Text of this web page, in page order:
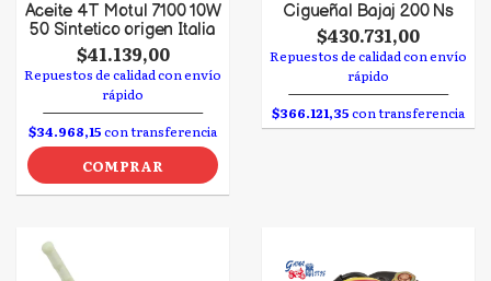
Aceite 4T Motul 7100 10W
50 Sintetico origen Italia
$41.139,00
Repuestos de calidad con envío
rápido
$34.968,15con transferencia
COMPRAR
Cigueñal Bajaj 200 Ns
$430.731,00
Repuestos de calidad con envío
rápido
$366.121,35con transferencia